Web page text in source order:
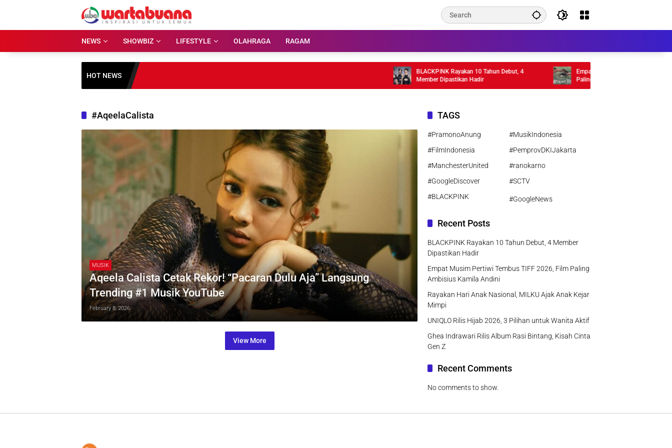
NEWS
SHOWBIZ LIFESTYLE OLAHRAGA RAGAM
HOT NEWS
BLACKPINK Rayakan 10 Tahun Debut, 4
Member Dipastikan Hadir
Empat Musim Pertiwi Tembus TIFF
Paling Ambisius Kamila Andini
#AqeelaCalista
MUSIK
Aqeela Calista Cetak Rekor! “Pacaran Dulu Aja” Langsung
Trending #1 Musik YouTube
February 8, 2026
View More
TAGS
#PramonoAnung
#MusikIndonesia
#FilmIndonesia
#PemprovDKIJakarta
#ManchesterUnited
#ranokarno
#GoogleDiscover
#SCTV
#BLACKPINK
#GoogleNews
Recent Posts
BLACKPINK Rayakan 10 Tahun Debut, 4 Member
Dipastikan Hadir
Empat Musim Pertiwi Tembus TIFF 2026, Film Paling
Ambisius Kamila Andini
Rayakan Hari Anak Nasional, MILKU Ajak Anak Kejar
Mimpi
UNIQLO Rilis Hijab 2026, 3 Pilihan untuk Wanita Aktif
Ghea Indrawari Rilis Album Rasi Bintang, Kisah Cinta
Gen Z
Recent Comments
No comments to show.